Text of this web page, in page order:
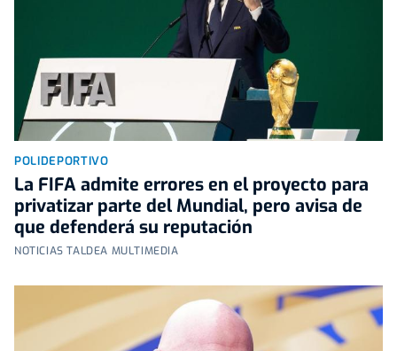
POLIDEPORTIVO
La FIFA admite errores en el proyecto para
privatizar parte del Mundial, pero avisa de
que defenderá su reputación
NOTICIAS TALDEA MULTIMEDIA